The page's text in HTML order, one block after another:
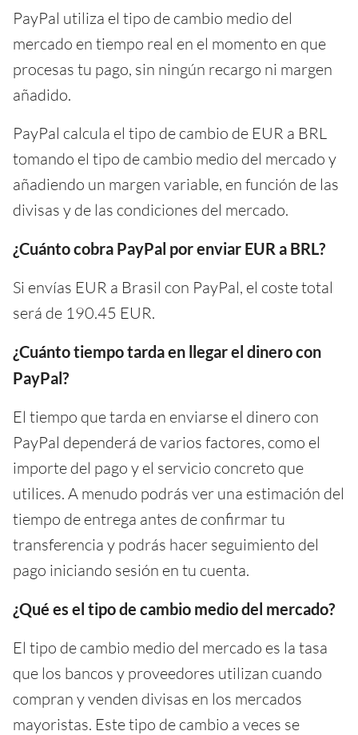
PayPal utiliza el tipo de cambio medio del
mercado en tiempo real en el momento en que
procesas tu pago, sin ningún recargo ni margen
añadido.
PayPal calcula el tipo de cambio de EUR a BRL
tomando el tipo de cambio medio del mercado y
añadiendo un margen variable, en función de las
divisas y de las condiciones del mercado.
¿Cuánto cobra PayPal por enviar EUR a BRL?
Si envías EUR a Brasil con PayPal, el coste total
será de 190.45 EUR.
¿Cuánto tiempo tarda en llegar el dinero con
PayPal?
El tiempo que tarda en enviarse el dinero con
PayPal dependerá de varios factores, como el
importe del pago y el servicio concreto que
utilices. A menudo podrás ver una estimación del
tiempo de entrega antes de confirmar tu
transferencia y podrás hacer seguimiento del
pago iniciando sesión en tu cuenta.
¿Qué es el tipo de cambio medio del mercado?
El tipo de cambio medio del mercado es la tasa
que los bancos y proveedores utilizan cuando
compran y venden divisas en los mercados
mayoristas. Este tipo de cambio a veces se